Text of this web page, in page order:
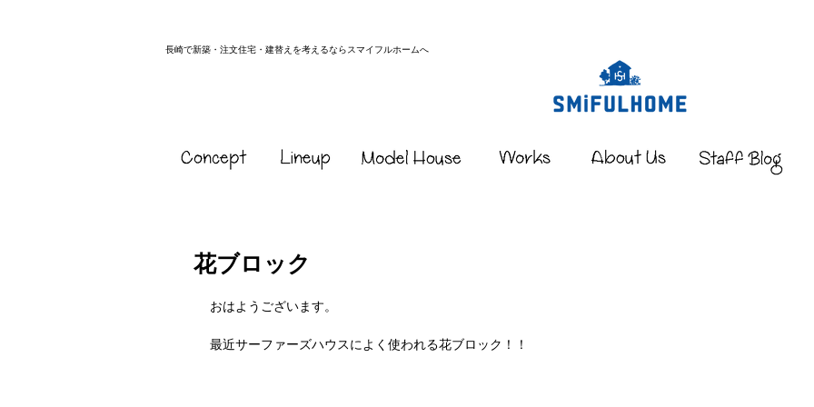
長崎で新築・注文住宅・建替えを考えるならスマイフルホームへ
花ブロック
おはようございます。
最近サーファーズハウスによく使われる花ブロック！！